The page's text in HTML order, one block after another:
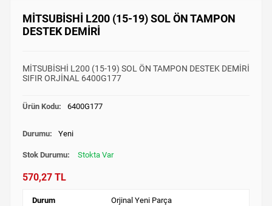
MİTSUBİSHİ L200 (15-19) SOL ÖN TAMPON
DESTEK DEMİRİ
MİTSUBİSHİ L200 (15-19) SOL ÖN TAMPON DESTEK DEMİRİ
SIFIR ORJİNAL 6400G177
Ürün Kodu: 6400G177
Durumu: Yeni
Stok Durumu: Stokta Var
570,27 TL
Durum Orjinal Yeni Parça